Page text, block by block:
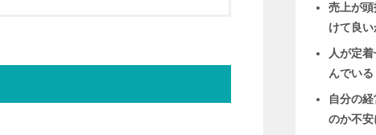
売上が
けて良
人が定
んでいる
自分の
のか不安